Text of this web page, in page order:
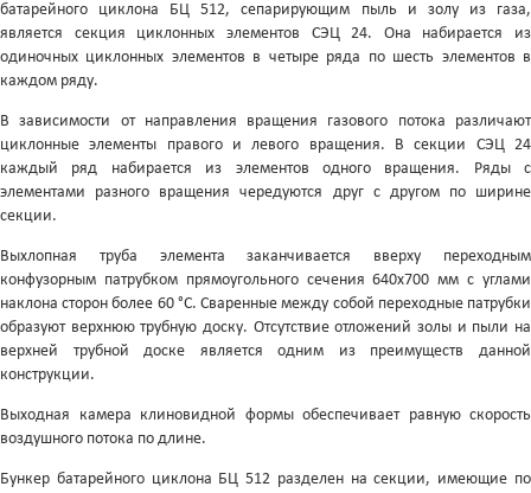
батарейного циклона БЦ 512, сепарирующим пыль и золу из газа,
является секция циклонных элементов СЭЦ 24. Она набирается из
одиночных циклонных элементов в четыре ряда по шесть элементов в
каждом ряду.
В зависимости от направления вращения газового потока различают
циклонные элементы правого и левого вращения. В секции СЭЦ 24
каждый ряд набирается из элементов одного вращения. Ряды с
элементами разного вращения чередуются друг с другом по ширине
секции.
Выхлопная труба элемента заканчивается вверху переходным
конфузорным патрубком прямоугольного сечения 640х700 мм с углами
наклона сторон более 60 °С. Сваренные между собой переходные патрубки
образуют верхнюю трубную доску. Отсутствие отложений золы и пыли на
верхней трубной доске является одним из преимуществ данной
конструкции.
Выходная камера клиновидной формы обеспечивает равную скорость
воздушного потока по длине.
Бункер батарейного циклона БЦ 512 разделен на секции, имеющие по